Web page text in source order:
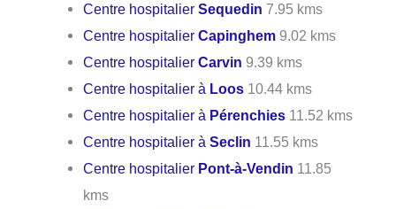
Centre hospitalierSequedin 7.95 kms
Centre hospitalierCapinghem 9.02 kms
Centre hospitalierCarvin 9.39 kms
Centre hospitalier à Loos 10.44 kms
Centre hospitalier à Pérenchies 11.52 kms
Centre hospitalier àSeclin 11.55 kms
Centre hospitalier Pont-à-Vendin 11.85
kms